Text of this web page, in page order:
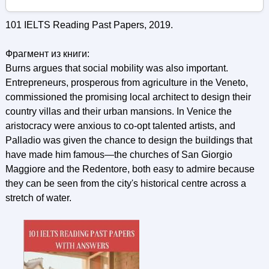
101 IELTS Reading Past Papers, 2019.
Фрагмент из книги:
Burns argues that social mobility was also important.
Entrepreneurs, prosperous from agriculture in the Veneto,
commissioned the promising local architect to design their
country villas and their urban mansions. In Venice the
aristocracy were anxious to co-opt talented artists, and
Palladio was given the chance to design the buildings that
have made him famous—the churches of San Giorgio
Maggiore and the Redentore, both easy to admire because
they can be seen from the city's historical centre across a
stretch of water.